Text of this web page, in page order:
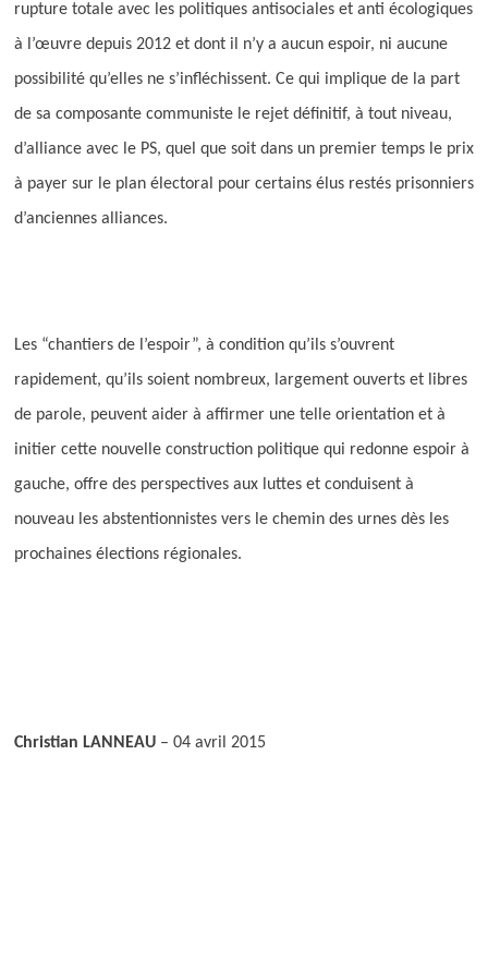
rupture totale avec les politiques antisociales et anti écologiques
à l’œuvre depuis 2012 et dont il n’y a aucun espoir, ni aucune
possibilité qu’elles ne s’infléchissent. Ce qui implique de la part
de sa composante communiste le rejet définitif, à tout niveau,
d’alliance avec le PS, quel que soit dans un premier temps le prix
à payer sur le plan électoral pour certains élus restés prisonniers
d’anciennes alliances.
Les “chantiers de l’espoir”, à condition qu’ils s’ouvrent
rapidement, qu’ils soient nombreux, largement ouverts et libres
de parole, peuvent aider à affirmer une telle orientation et à
initier cette nouvelle construction politique qui redonne espoir à
gauche, offre des perspectives aux luttes et conduisent à
nouveau les abstentionnistes vers le chemin des urnes dès les
prochaines élections régionales.
Christian LANNEAU – 04 avril 2015